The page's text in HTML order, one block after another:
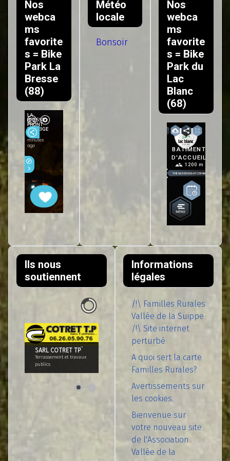
Nos
webca
ms
favorite
s = Bike
Park La
Bresse
(88)
Météo
locale
Bonsoir
Nos
webca
ms
favorite
s = Bike
Park du
Lac
Blanc
(68)
Ils nous
soutiennent
SARL COTRET TP¨
Terrassement et travaux
publics
Informations
légales
/!\ Familles Rurales
Vallée de la Suippe
/!\ Site internet
perturbé
A quoi sert la carte
Familles Rurales?
Avertissements sur
les cookies.
Bienvenue sur
votre nouveau site
de l'Association
Vallée de la